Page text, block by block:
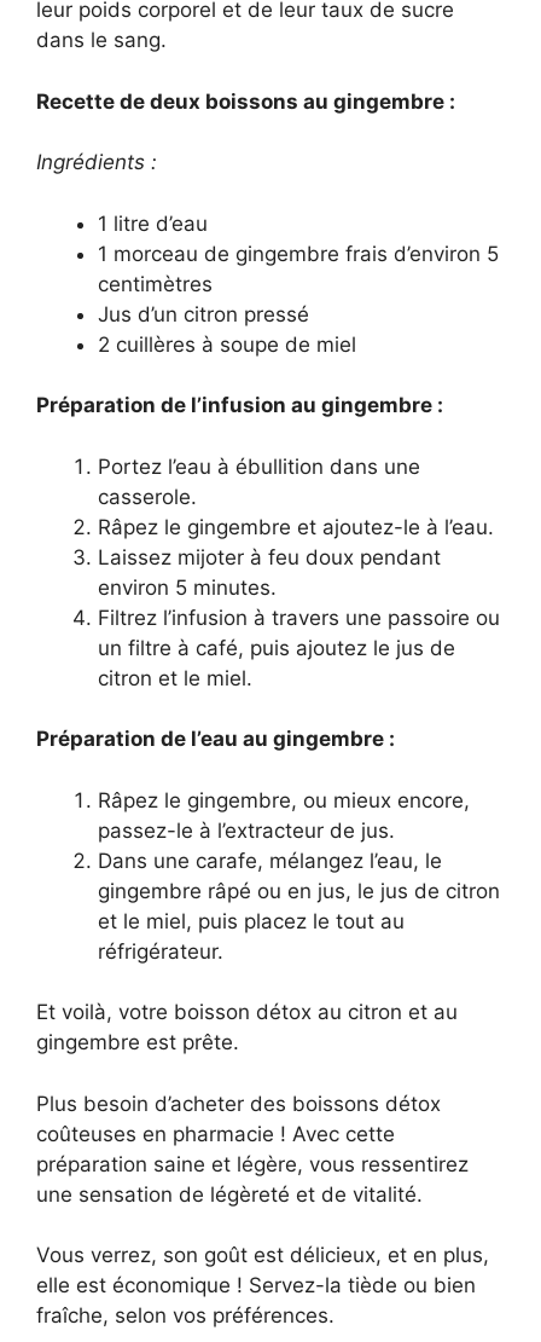
leur poids corporel et de leur taux de sucre
dans le sang.
Recette de deux boissons au gingembre :
Ingrédients :
1 litre d’eau
1 morceau de gingembre frais d’environ 5
centimètres
Jus d’un citron pressé
2 cuillères à soupe de miel
Préparation de l’infusion au gingembre :
Portez l’eau à ébullition dans une
casserole.
Râpez le gingembre et ajoutez-le à l’eau.
Laissez mijoter à feu doux pendant
environ 5 minutes.
Filtrez l’infusion à travers une passoire ou
un filtre à café, puis ajoutez le jus de
citron et le miel.
Préparation de l’eau au gingembre :
Râpez le gingembre, ou mieux encore,
passez-le à l’extracteur de jus.
Dans une carafe, mélangez l’eau, le
gingembre râpé ou en jus, le jus de citron
et le miel, puis placez le tout au
réfrigérateur.
Et voilà, votre boisson détox au citron et au
gingembre est prête.
Plus besoin d’acheter des boissons détox
coûteuses en pharmacie ! Avec cette
préparation saine et légère, vous ressentirez
une sensation de légèreté et de vitalité.
Vous verrez, son goût est délicieux, et en plus,
elle est économique ! Servez-la tiède ou bien
fraîche, selon vos préférences.